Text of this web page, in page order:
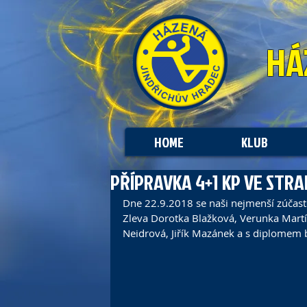
HOME KLUB
PŘÍPRAVKA 4+1 KP VE
Dne 22.9.2018 se naši nejmenší
Zleva Dorotka Blažková, Verunka
Neidrová, Jiřík Mazánek a s diplomem